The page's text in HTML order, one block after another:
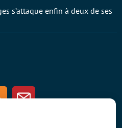
RSS Newsletter
s’attaque enfin à deux de ses